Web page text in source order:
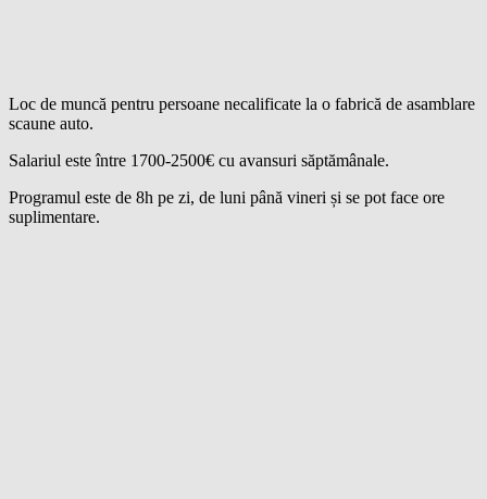
Loc de muncă pentru persoane necalificate la o fabrică de asamblare
scaune auto.
Salariul este între 1700-2500€ cu avansuri săptămânale.
Programul este de 8h pe zi, de luni până vineri și se pot face ore
suplimentare.